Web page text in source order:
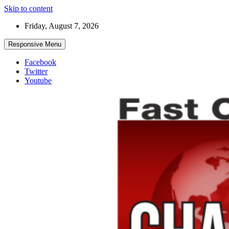
Skip to content
Friday, August 7, 2026
Responsive Menu
Facebook
Twitter
Youtube